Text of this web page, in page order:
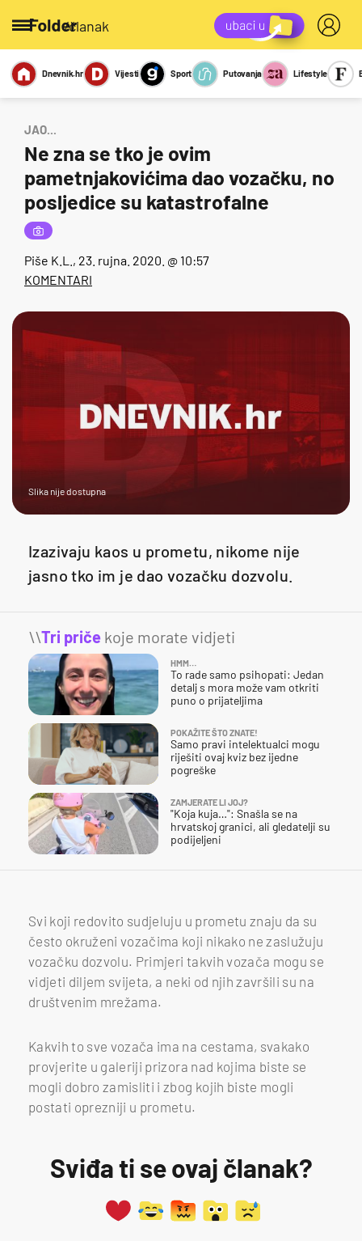
/članak
Miks Kviz
Report
Sexy
Dnevnik.hr Vijesti Sport Putovanja Lifestyle
JAO...
Ne zna se tko je ovim
pametnjakovićima dao vozačku, no
posljedice su katastrofalne
Piše K.L. , 23. rujna. 2020. @ 10:57
KOMENTARI
Slika nije dostupna
Izazivaju kaos u prometu, nikome nije
jasno tko im je dao vozačku dozvolu.
\\Tri priče koje morate vidjeti
HMM…
To rade samo psihopati: Jedan
detalj s mora može vam otkriti
puno o prijateljima
POKAŽITE ŠTO ZNATE!
Samo pravi intelektualci mogu
riješiti ovaj kviz bez ijedne
pogreške
ZAMJERATE LI JOJ?
"Koja kuja…": Snašla se na
hrvatskoj granici, ali gledatelji su
podijeljeni
Svi koji redovito sudjeluju u prometu znaju da su
često okruženi vozačima koji nikako ne zaslužuju
vozačku dozvolu. Primjeri takvih vozača mogu se
vidjeti diljem svijeta, a neki od njih završili su na
društvenim mrežama.
Kakvih to sve vozača ima na cestama, svakako
provjerite u galeriji prizora nad kojima biste se
mogli dobro zamisliti i zbog kojih biste mogli
postati oprezniji u prometu.
Sviđa ti se ovaj članak?